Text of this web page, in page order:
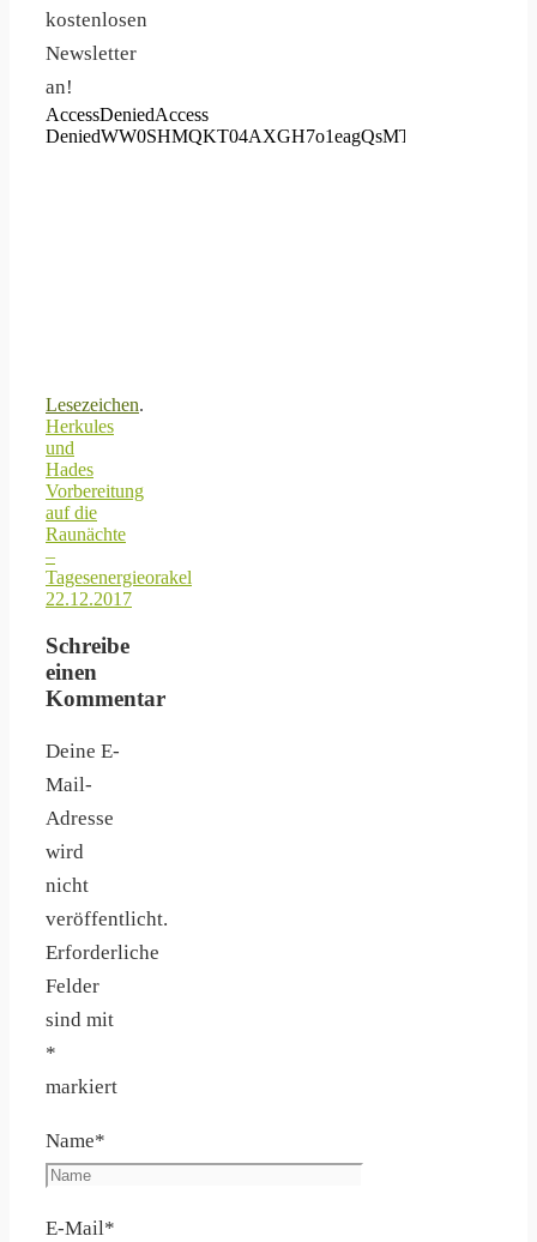
kostenlosen
Newsletter
an!
Lesezeichen.
Herkules
und
Hades
Vorbereitung
auf die
Raunächte
–
Tagesenergieorakel
22.12.2017
Schreibe
einen
Kommentar
Deine E-
Mail-
Adresse
wird
nicht
veröffentlicht.
Erforderliche
Felder
sind mit
*
markiert
Name*
E-Mail*